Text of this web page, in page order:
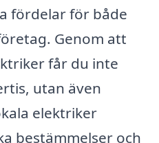
fördelar för både
Genom att
får du inte
utan även
elektriker
bestämmelser och